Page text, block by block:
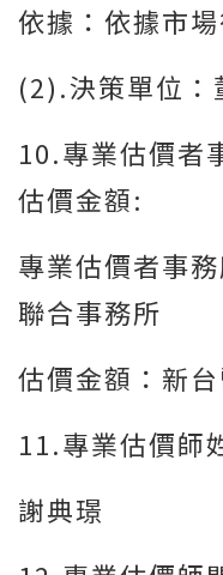
依據：依據市場
(2).決策單位：
10.專業估價者
估價金額:
專業估價者事
聯合事務所
估價金額：新
11.專業估價師
謝典璟